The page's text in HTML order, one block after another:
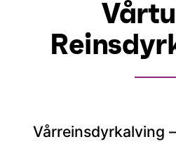
Vårreinsdyrkalving